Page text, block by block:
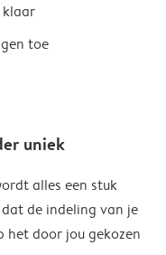
klaar
toe
uniek
alles een stuk
de indeling van je
door jou gekozen